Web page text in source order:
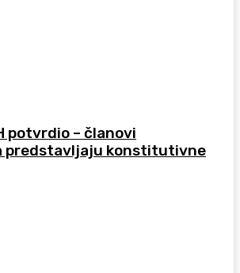
potvrdio – članovi
predstavljaju konstitutivne